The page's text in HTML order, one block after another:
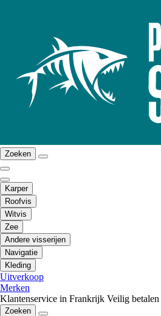
Zoeken
Karper
Roofvis
Witvis
Zee
Andere visserijen
Navigatie
Kleding
Uitverkoop
Merken
Klantenservice in Frankrijk Veilig betalen
Zoeken